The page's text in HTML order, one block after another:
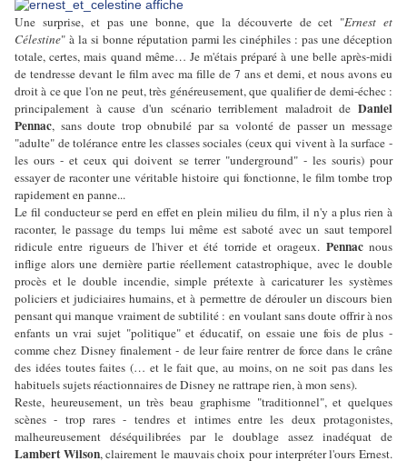
Une surprise, et pas une bonne, que la découverte de cet "Ernest et
Célestine" à la si bonne réputation parmi les cinéphiles : pas une déception
totale, certes, mais quand même… Je m'étais préparé à une belle après-midi
de tendresse devant le film avec ma fille de 7 ans et demi, et nous avons eu
droit à ce que l'on ne peut, très généreusement, que qualifier de demi-échec :
principalement à cause d'un scénario terriblement maladroit de Daniel
Pennac, sans doute trop obnubilé par sa volonté de passer un message
"adulte" de tolérance entre les classes sociales (ceux qui vivent à la surface -
les ours - et ceux qui doivent se terrer "underground" - les souris) pour
essayer de raconter une véritable histoire qui fonctionne, le film tombe trop
rapidement en panne...
Le fil conducteur se perd en effet en plein milieu du film, il n'y a plus rien à
raconter, le passage du temps lui même est saboté avec un saut temporel
ridicule entre rigueurs de l'hiver et été torride et orageux. Pennacnous
inflige alors une dernière partie réellement catastrophique, avec le double
procès et le double incendie, simple prétexte à caricaturer les systèmes
policiers et judiciaires humains, et à permettre de dérouler un discours bien
pensant qui manque vraiment de subtilité : en voulant sans doute offrir à nos
enfants un vrai sujet "politique" et éducatif, on essaie une fois de plus -
comme chez Disney finalement - de leur faire rentrer de force dans le crâne
des idées toutes faites (… et le fait que, au moins, on ne soit pas dans les
habituels sujets réactionnaires de Disney ne rattrape rien, à mon sens).
Reste, heureusement, un très beau graphisme "traditionnel", et quelques
scènes - trop rares - tendres et intimes entre les deux protagonistes,
malheureusement déséquilibrées par le doublage assez inadéquat de
Lambert Wilson, clairement le mauvais choix pour interpréter l'ours Ernest.